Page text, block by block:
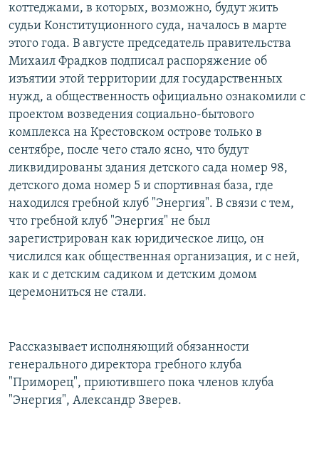
коттеджами, в которых, возможно, будут жить
судьи Конституционного суда, началось в марте
этого года. В августе председатель правительства
Михаил Фрадков подписал распоряжение об
изъятии этой территории для государственных
нужд, а общественность официально ознакомили с
проектом возведения социально-бытового
комплекса на Крестовском острове только в
сентябре, после чего стало ясно, что будут
ликвидированы здания детского сада номер 98,
детского дома номер 5 и спортивная база, где
находился гребной клуб "Энергия". В связи с тем,
что гребной клуб "Энергия" не был
зарегистрирован как юридическое лицо, он
числился как общественная организация, и с ней,
как и с детским садиком и детским домом
церемониться не стали.
Рассказывает исполняющий обязанности
генерального директора гребного клуба
"Приморец", приютившего пока членов клуба
"Энергия", Александр Зверев.